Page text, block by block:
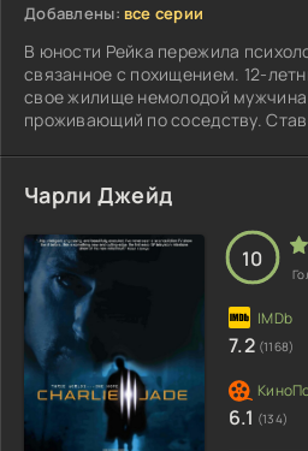
Добавлены: все серии
В юности Рейка пережила
связанное с похищением. 12-
свое жилище немолодой
проживающий по соседству.
Чарли Джейд
10
7.2 (1168)
6.1 (134)